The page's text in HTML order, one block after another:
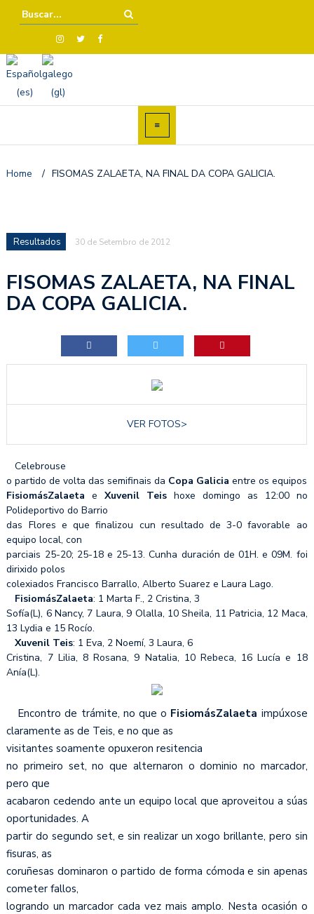
Home / FISOMAS ZALAETA, NA FINAL DA COPA GALICIA.
Resultados 30 de Setembro de 2012
FISOMAS ZALAETA, NA FINAL
DA COPA GALICIA.
VER FOTOS>
Celebrouse
o partido de volta das semifinais da Copa Galicia entre os equipos
FisiomásZalaeta eXuvenil Teis hoxe domingo as 12:00 no
Polideportivo do Barrio
das Flores e que finalizou cun resultado de 3-0 favorable ao
equipo local, con
parciais 25-20; 25-18 e 25-13. Cunha duración de 01H. e 09M. foi
dirixido polos
colexiados Francisco Barrallo, Alberto Suarez e Laura Lago.
FisiomásZalaeta: 1 Marta F., 2 Cristina, 3
Sofía(L), 6 Nancy, 7 Laura, 9 Olalla, 10 Sheila, 11 Patricia, 12 Maca,
13 Lydia e 15 Rocío.
Xuvenil Teis: 1 Eva, 2 Noemí, 3 Laura, 6
Cristina, 7 Lilia, 8 Rosana, 9 Natalia, 10 Rebeca, 16 Lucía e 18
Anía(L).
Encontro de trámite, no que o FisiomásZalaeta impúxose
claramente as de Teis, e no que as
visitantes soamente opuxeron resitencia
no primeiro set, no que alternaron o dominio no marcador,
pero que
acabaron cedendo ante un equipo local que aproveitou a súas
oportunidades. A
partir do segundo set, e sin realizar un xogo brillante, pero sin
fisuras, as
coruñesas dominaron o partido de forma cómoda e sin apenas
cometer fallos,
logrando un marcador cada vez mais amplo. Nesta ocasión o